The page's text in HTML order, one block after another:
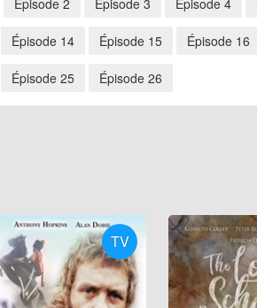
Épisode 2 Épisode 3 Épisode 4
Épisode 14 Épisode 15 Épisode 16
Épisode 25 Épisode 26
TV